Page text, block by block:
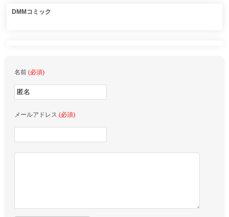
DMMコミック
名前 (必須)
メールアドレス (必須)